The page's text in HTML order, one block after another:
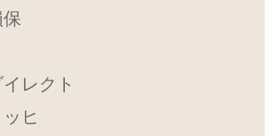
レクト
ヒ